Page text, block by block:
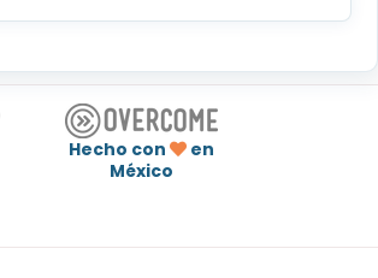
Hecho con
en
México